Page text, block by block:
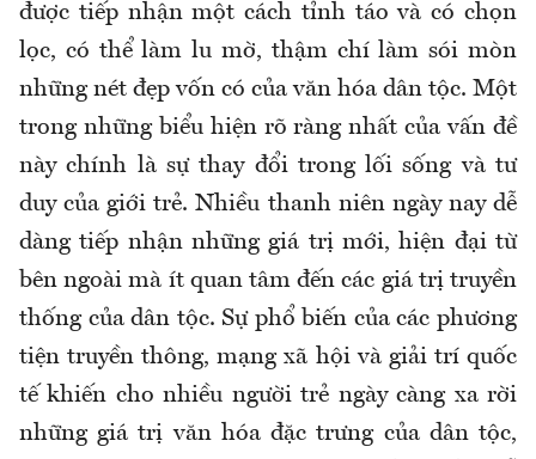
được tiếp nhận một cách tỉnh táo và có chọn
lọc, có thể làm lu mờ, thậm chí làm sói mòn
những nét đẹp vốn có của văn hóa dân tộc. Một
trong những biểu hiện rõ ràng nhất của vấn đề
này chính là sự thay đổi trong lối sống và tư
duy của giới trẻ. Nhiều thanh niên ngày nay dễ
dàng tiếp nhận những giá trị mới, hiện đại từ
bên ngoài mà ít quan tâm đến các giá trị truyền
thống của dân tộc. Sự phổ biến của các phương
tiện truyền thông, mạng xã hội và giải trí quốc
tế khiến cho nhiều người trẻ ngày càng xa rời
những giá trị văn hóa đặc trưng của dân tộc,